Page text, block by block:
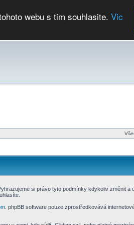
webu s tim souhlasite. Vic
si právo tyto podmínky kdykoliv změnit a
. phpBB software pouze zprostředkovává